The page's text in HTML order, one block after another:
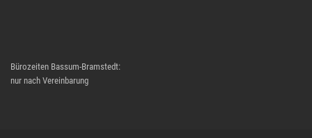
Bürozeiten Bassum-Bramstedt:
nur nach Vereinbarung